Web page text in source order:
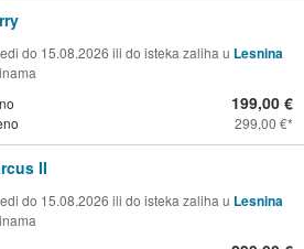
do 15.08.2026 ili do isteka zaliha u Lesnina
199,00 €
299,00 €
II
do 15.08.2026 ili do isteka zaliha u Lesnina